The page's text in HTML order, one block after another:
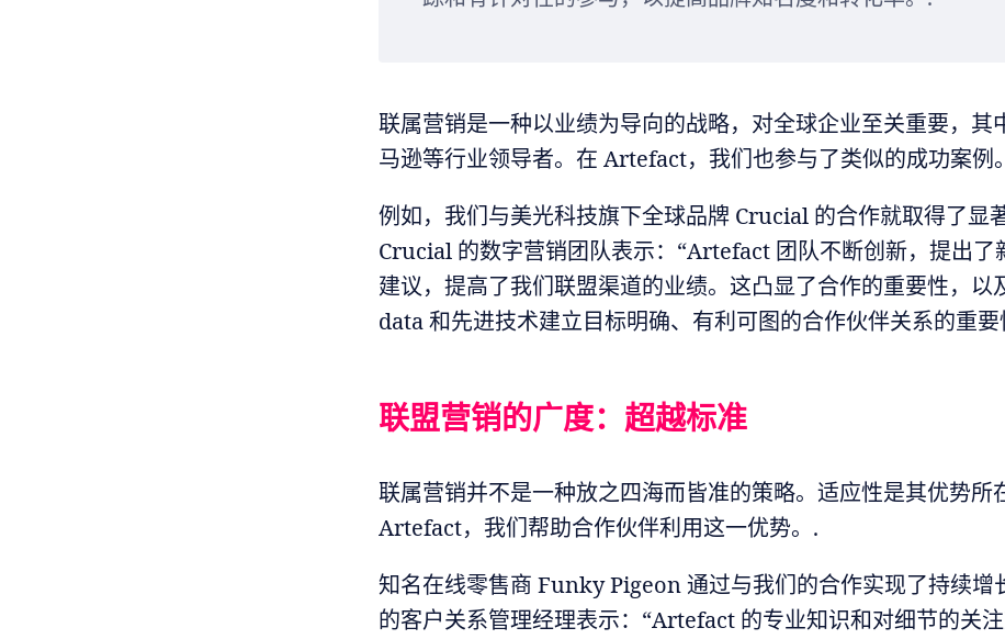
联属营销是一种以业绩为导向的战略，对全球企业至关重要，其
马逊等行业领导者。在 Artefact，我们也参与了类似的成功案例
例如，我们与美光科技旗下全球品牌 Crucial 的合作就取得了显著
Crucial 的数字营销团队表示：“Artefact 团队不断创新，提出了
建议，提高了我们联盟渠道的业绩。这凸显了合作的重要性，以
data 和先进技术建立目标明确、有利可图的合作伙伴关系的重要
联盟营销的广度：超越标准
联属营销并不是一种放之四海而皆准的策略。适应性是其优势所
Artefact，我们帮助合作伙伴利用这一优势。.
知名在线零售商 Funky Pigeon 通过与我们的合作实现了持续增
的客户关系管理经理表示：“Artefact 的专业知识和对细节的关